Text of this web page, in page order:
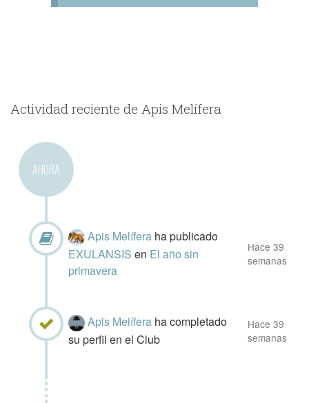
Actividad reciente de Apis Melífera
AHORA
Apis Melífera ha publicado
EXULANSISen El año sin
primavera
Hace 39
semanas
Apis Melífera ha completado
su perfil en el Club
Hace 39
semanas